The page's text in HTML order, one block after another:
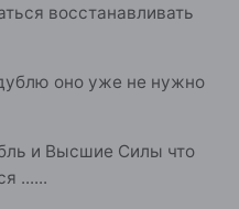
восстанавливать
оно уже не нужно
и Высшие Силы что
......